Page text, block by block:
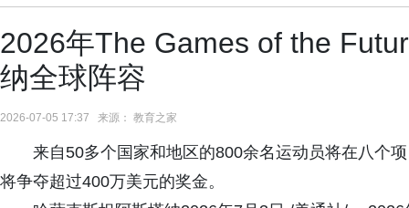
2026年The Games of the
纳全球阵容
2026-07-05 17:37 来源： 教育之家
来自50多个国家和地区的800余名运动员将在八个
将争夺超过400万美元的奖金。